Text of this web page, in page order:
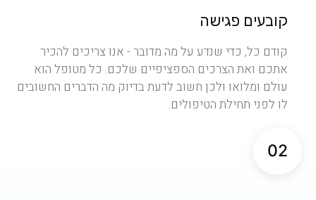
קובעים פגישה
קודם כל, כדי שנדע על מה מדובר - אנו צריכים להכיר
אתכם ואת הצרכים הספציפיים שלכם. כל מטופל הוא
עולם ומלואו ולכן חשוב לדעת בדיוק מה הדברים החשובים
לו לפני תחילת הטיפולים.
02